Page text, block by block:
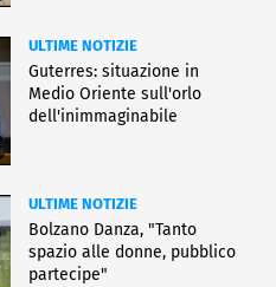
ULTIME NOTIZIE
Guterres: situazione in
Medio Oriente sull'orlo
dell'inimmaginabile
ULTIME NOTIZIE
Bolzano Danza, "Tanto
spazio alle donne, pubblico
partecipe"